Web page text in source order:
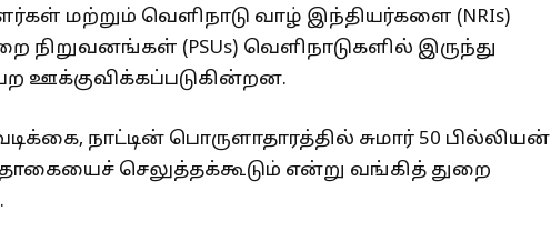
மற்றும் வெளிநாடு வாழ் இந்தியர்களை (NRIs)
நிறுவனங்கள் (PSUs) வெளிநாடுகளில் இருந்து
ஊக்குவிக்கப்படுகின்றன.
நாட்டின் பொருளாதாரத்தில் சுமார் 50 பில்லியன்
செலுத்தக்கூடும் என்று வங்கித் துறை